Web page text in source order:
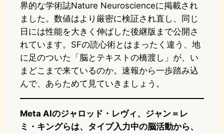
界的な学術誌Nature Neuroscienceに掲載され
ました。数値はより厳密に検証され直し、同じ
日には性能を大きく伸ばした後継版まで公開さ
れています。SFの読心術とはまったく違う、地
に足のついた「脳とテキストの橋渡し」が、い
まどこまで来ているのか。速報から一歩踏み込
んで、あらためて見ていきましょう。
Meta AIのジャロッド・レヴィ、ジャン＝レ
ミ・キングらは、タイプ入力中の脳活動から、